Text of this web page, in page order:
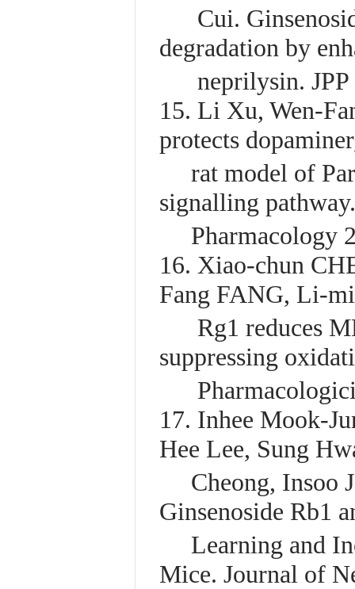
Cui.
degradation by
neprilysin. JPP
15. Li Xu, Wen-
protects
rat model of
signalling
Pharmacology
16. Xiao-chun
Fang FANG, Li-
Rg1 reduces
suppressing
17. Inhee Mook-
Hee Lee, Sung
Cheong, Insoo
Ginsenoside Rb1
Learning and
Mice. Journal of